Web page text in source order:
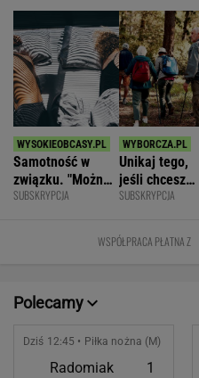
Samotność w
związku. "Można
być kochaną i
SUBSKRYPCJA
Unikaj tego,
jeśli chcesz
znacznie
starczą
demencję
SUBSKRYPCJA
WSPÓŁPRACA PŁATNA Z
Polecamy
Dziś 12:45 • Piłka nożna (M)
Radomiak
1